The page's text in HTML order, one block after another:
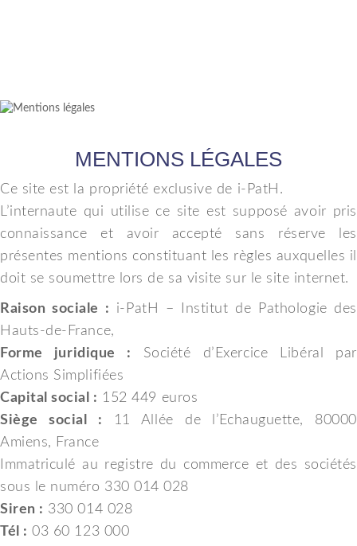
MENTIONS LÉGALES
Ce site est la propriété exclusive de i-PatH.
L’internaute qui utilise ce site est supposé avoir pris
connaissance et avoir accepté sans réserve les
présentes mentions constituant les règles auxquelles il
doit se soumettre lors de sa visite sur le site internet.
Raison sociale : i-PatH – Institut de Pathologie des
Hauts-de-France,
Forme juridique : Société d’Exercice Libéral par
Actions Simplifiées
Capital social : 152 449 euros
Siège social : 11 Allée de l’Echauguette, 80000
Amiens, France
Immatriculé au registre du commerce et des sociétés
sous le numéro 330 014 028
Siren : 330 014 028
Tél : 03 60 123 000